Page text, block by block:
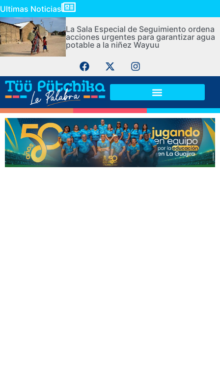
Ultimas Noticias
La Sala Especial de Seguimiento ordena
acciones urgentes para garantizar agua
potable a la niñez Wayuu